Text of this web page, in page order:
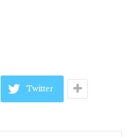
Twitter